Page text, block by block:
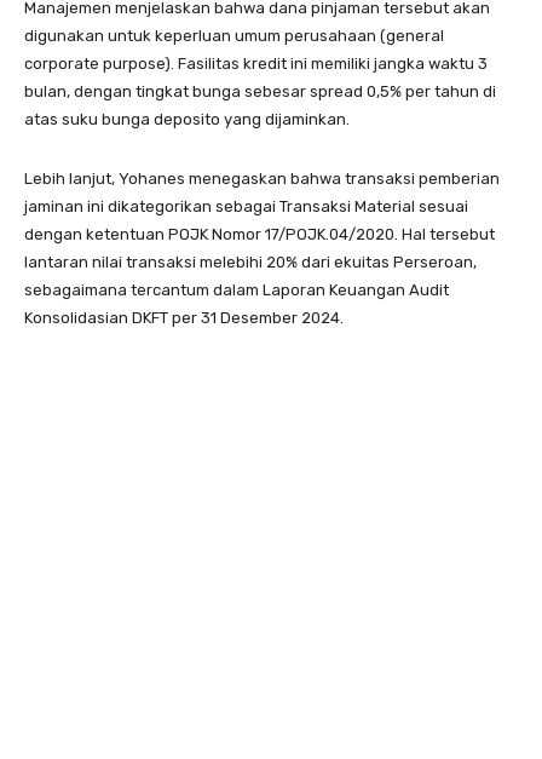
Manajemen menjelaskan bahwa dana pinjaman tersebut akan
digunakan untuk keperluan umum perusahaan (general
corporate purpose). Fasilitas kredit ini memiliki jangka waktu 3
bulan, dengan tingkat bunga sebesar spread 0,5% per tahun di
atas suku bunga deposito yang dijaminkan.
Lebih lanjut, Yohanes menegaskan bahwa transaksi pemberian
jaminan ini dikategorikan sebagai Transaksi Material sesuai
dengan ketentuan POJK Nomor 17/POJK.04/2020. Hal tersebut
lantaran nilai transaksi melebihi 20% dari ekuitas Perseroan,
sebagaimana tercantum dalam Laporan Keuangan Audit
Konsolidasian DKFT per 31 Desember 2024.